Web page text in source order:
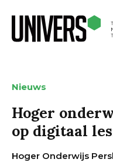
Nieuws
Hoger
op digitaal
Hoger Onderwijs